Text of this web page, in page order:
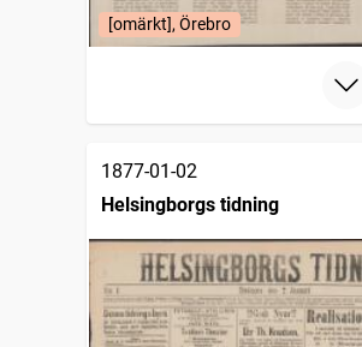
[omärkt], Örebro
1877-01-02
Helsingborgs tidning